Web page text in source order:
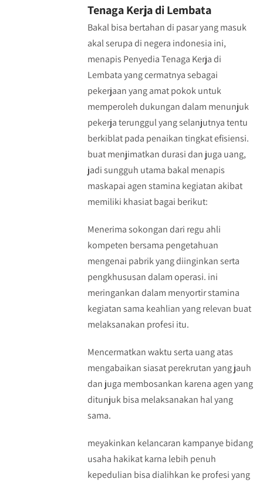
Tenaga Kerja di Lembata
Bakal bisa bertahan di pasar yang masuk
akal serupa di negera indonesia ini,
menapis Penyedia Tenaga Kerja di
Lembata yang cermatnya sebagai
pekerjaan yang amat pokok untuk
memperoleh dukungan dalam menunjuk
pekerja terunggul yang selanjutnya tentu
berkiblat pada penaikan tingkat efisiensi.
buat menjimatkan durasi dan juga uang,
jadi sungguh utama bakal menapis
maskapai agen stamina kegiatan akibat
memiliki khasiat bagai berikut:
Menerima sokongan dari regu ahli
kompeten bersama pengetahuan
mengenai pabrik yang diinginkan serta
pengkhususan dalam operasi. ini
meringankan dalam menyortir stamina
kegiatan sama keahlian yang relevan buat
melaksanakan profesi itu.
Mencermatkan waktu serta uang atas
mengabaikan siasat perekrutan yang jauh
dan juga membosankan karena agen yang
ditunjuk bisa melaksanakan hal yang
sama.
meyakinkan kelancaran kampanye bidang
usaha hakikat karna lebih penuh
kepedulian bisa dialihkan ke profesi yang